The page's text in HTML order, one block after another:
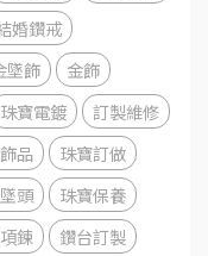
婚鑽戒
墜飾
金飾
珠寶電鍍
訂製維修
品
珠寶訂做
頭
珠寶保養
鍊
鑽台訂製